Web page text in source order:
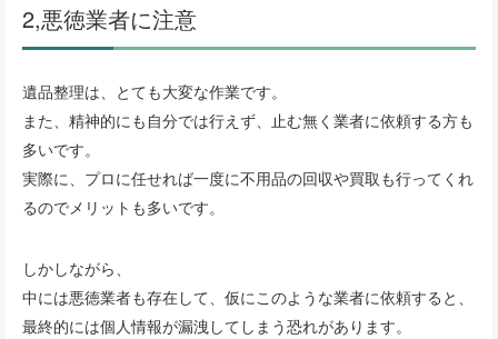
2,悪徳業者に注意
遺品整理は、とても大変な作業です。
また、精神的にも自分では行えず、止む無く業者に依頼する方も
多いです。
実際に、プロに任せれば一度に不用品の回収や買取も行ってくれ
るのでメリットも多いです。
しかしながら、
中には悪徳業者も存在して、仮にこのような業者に依頼すると、
最終的には個人情報が漏洩してしまう恐れがあります。